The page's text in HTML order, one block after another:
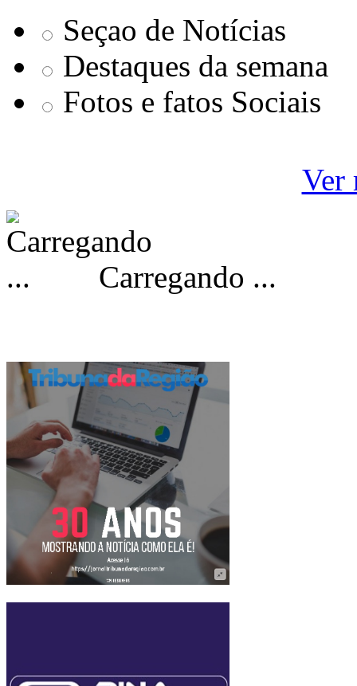
Seçao de Notícias
Destaques da semana
Fotos e fatos Sociais
Ver
Carregando ...